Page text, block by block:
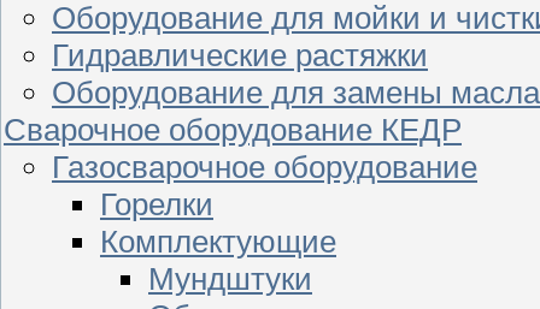
Оборудование для мойки и
Гидравлические растяжки
Оборудование для замены масла
Сварочное оборудование КЕДР
Газосварочное оборудование
Горелки
Комплектующие
Мундштуки